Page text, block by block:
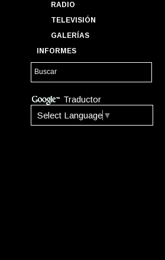
RADIO
TELEVISIÓN
GALERÍAS
INFORMES
Traductor
Select Language ▼